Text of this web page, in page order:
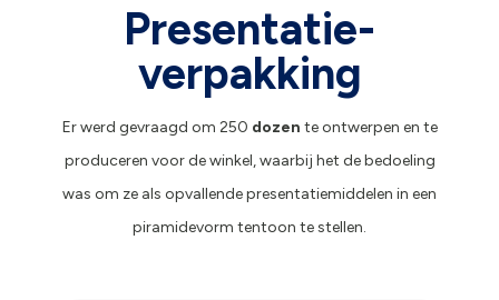
Presentatie-
verpakking
Er werd gevraagd om 250 dozen te ontwerpen en te
produceren voor de winkel, waarbij het de bedoeling
was om ze als opvallende presentatiemiddelen in een
piramidevorm tentoon te stellen.